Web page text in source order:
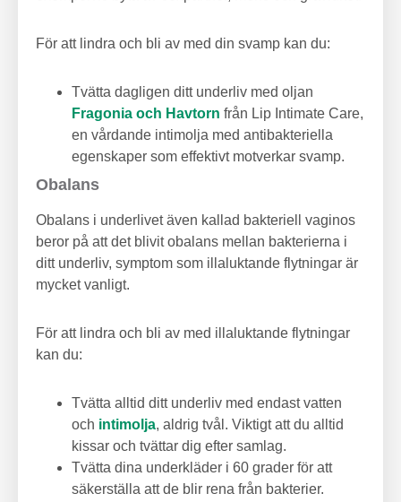
För att lindra och bli av med din svamp kan du:
Tvätta dagligen ditt underliv med oljan
Fragonia och Havtorn från Lip Intimate Care,
en vårdande intimolja med antibakteriella
egenskaper som effektivt motverkar svamp.
Obalans
Obalans i underlivet även kallad bakteriell vaginos
beror på att det blivit obalans mellan bakterierna i
ditt underliv, symptom som illaluktande flytningar är
mycket vanligt.
För att lindra och bli av med illaluktande flytningar
kan du:
Tvätta alltid ditt underliv med endast vatten
och intimolja, aldrig tvål. Viktigt att du alltid
kissar och tvättar dig efter samlag.
Tvätta dina underkläder i 60 grader för att
säkerställa att de blir rena från bakterier.